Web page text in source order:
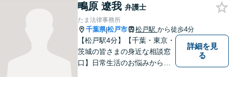
相談30分無料、オンライン面
談、事前の予約で土日の面談
にも対応しております。
鴫原 遼我 弁護士
たま法律事務所
千葉県|松戸市 松戸駅 から徒歩4分
【松戸駅4分】【千葉・東京・
茨城の皆さまの身近な相談窓
口】日常生活のお悩みから複
詳細を見
る